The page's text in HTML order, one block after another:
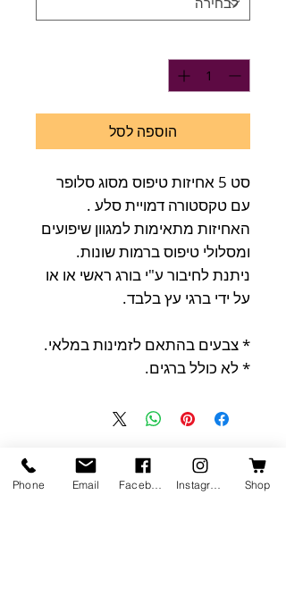
הוספה לסל
סט 5 אחיזות טיפוס מסוג סלופר
עם טקסטורה דמויית סלע .
האחיזות מתאימות למגוון שיפועים
ומסלולי טיפוס ברמות שונות.
ניתנת לחיבור ע"י בורג ראשי או או
על ידי ברגי עץ בלבד.
* צבעים בהתאם לזמינות במלאי.
* לא כולל ברגים.
מוצרים דומים
Phone Email Shop